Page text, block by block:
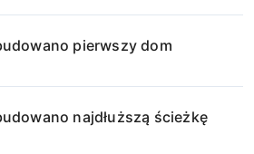
pierwszy dom
najdłuższą ścieżkę